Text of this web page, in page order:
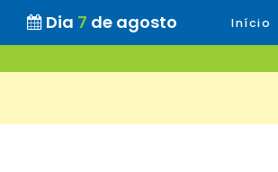
Dia 7 de agosto Início